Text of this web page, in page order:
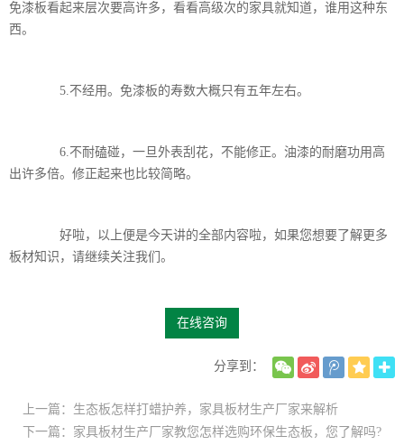
免漆板看起来层次要高许多，看看高级次的家具就知道，谁用这种东
西。
5.不经用。免漆板的寿数大概只有五年左右。
6.不耐磕碰，一旦外表刮花，不能修正。油漆的耐磨功用高
出许多倍。修正起来也比较简略。
好啦，以上便是今天讲的全部内容啦，如果您想要了解更多
板材知识，请继续关注我们。
在线咨询
分享到：
上一篇：生态板怎样打蜡护养，家具板材生产厂家来解析
下一篇：家具板材生产厂家教您怎样选购环保生态板，您了解吗?